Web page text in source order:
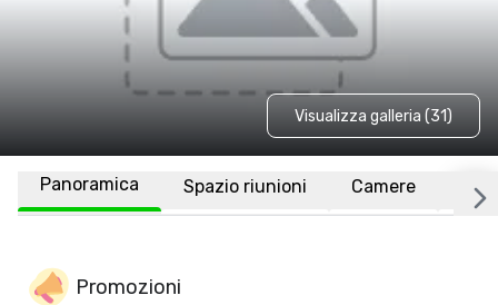
Visualizza galleria (31)
Panoramica Spazio riunioni Camere
Promozioni